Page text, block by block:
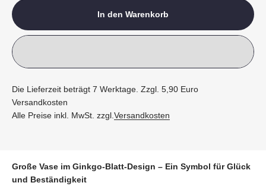
In den Warenkorb
Die Lieferzeit beträgt 7 Werktage. Zzgl. 5,90 Euro
Versandkosten
Alle Preise inkl. MwSt. zzgl.Versandkosten
Große Vase im Ginkgo-Blatt-Design – Ein Symbol für Glück
und Beständigkeit